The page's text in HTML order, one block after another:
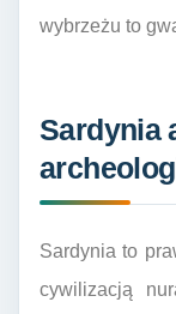
wybrzeżu to
Sardynia
Sardynia to
cywilizacją